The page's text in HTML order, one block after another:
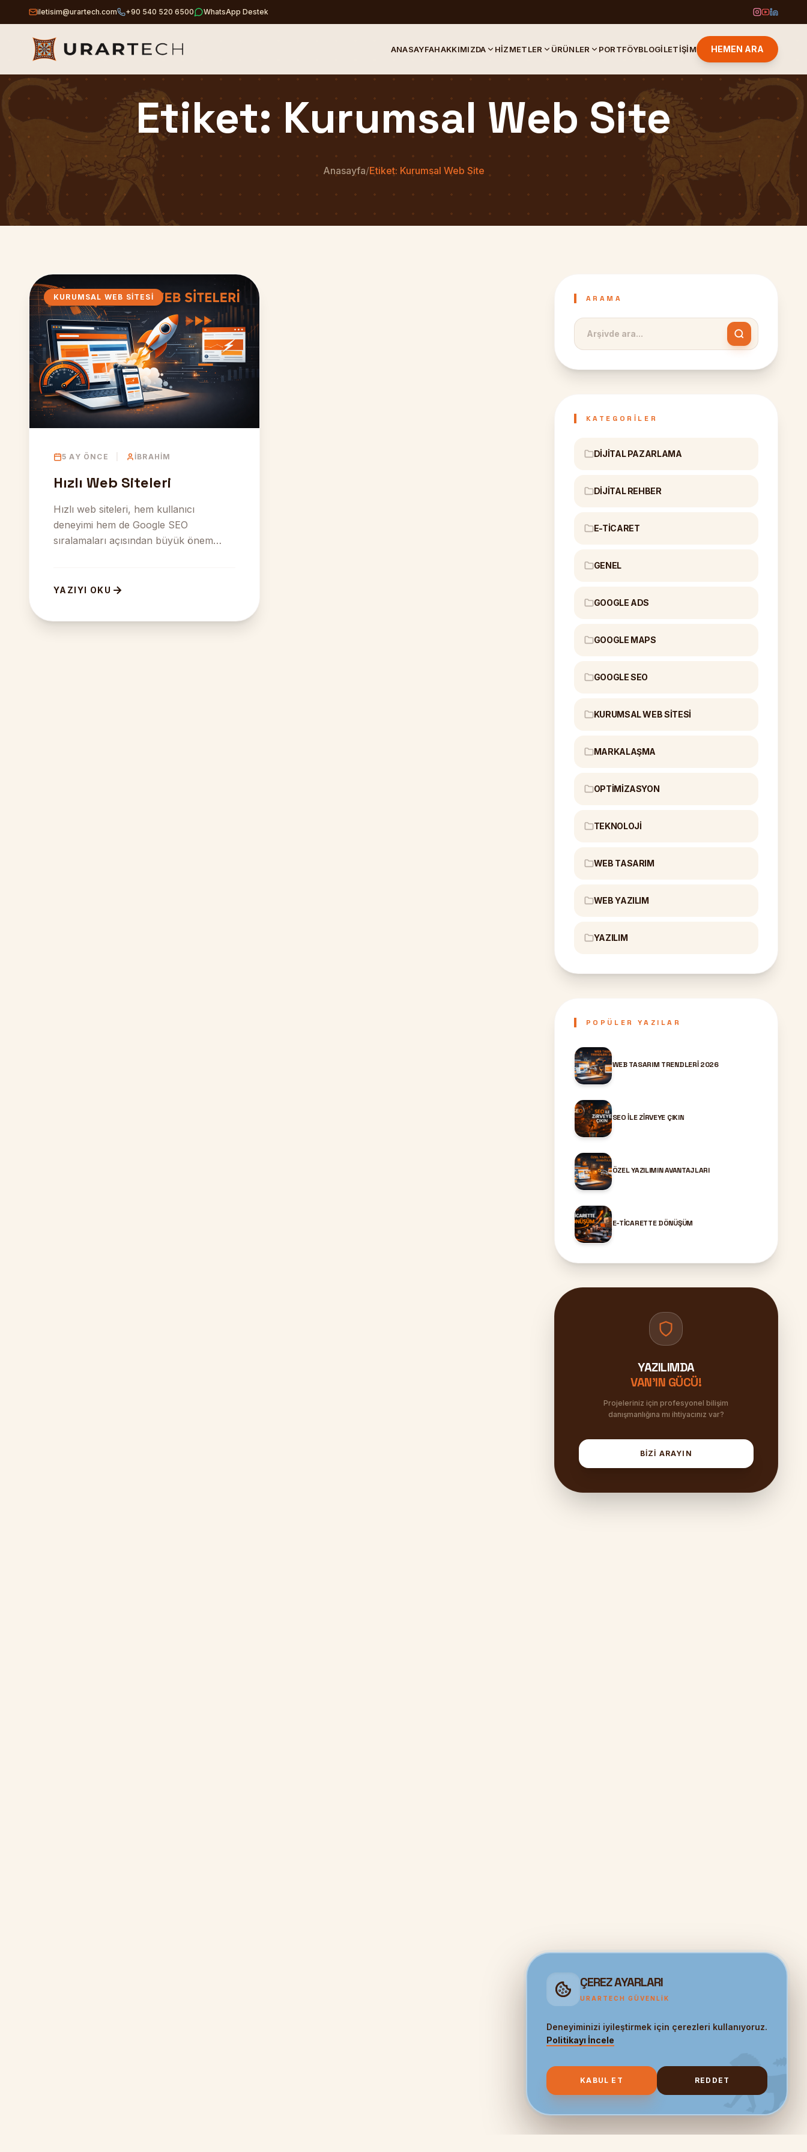
iletisim@urartech.com +90 540 520 6500 WhatsApp Destek
ANASAYFAHAKKIMIZDA HIZMETLER ÜRÜNLER PORTFÖYBLOGİLETIŞIM HEMEN ARA
Etiket: Kurumsal Web Site
Anasayfa/Etiket: Kurumsal Web Site
KURUMSAL WEB SITESI
5 AY ÖNCE İBRAHIM
Hızlı Web Siteleri
Hızlı web siteleri, hem kullanıcı
deneyimi hem de Google SEO
sıralamaları açısından büyük önem
YAZIYI OKU
ARAMA
KATEGORILER
DIJITAL PAZARLAMA
DIJITAL REHBER
E-TICARET
GENEL
GOOGLE ADS
GOOGLE MAPS
GOOGLE SEO
KURUMSAL WEB SITESI
MARKALAŞMA
OPTIMIZASYON
TEKNOLOJI
WEB TASARIM
WEB YAZILIM
YAZILIM
POPÜLER YAZILAR
WEB TASARIM TRENDLERI 2026
SEO ILE ZIRVEYE ÇIKIN
ÖZEL YAZILIMIN AVANTAJLARI
E-TICARETTE DÖNÜŞÜM
YAZILIMDA
VAN'IN GÜCÜ!
Projeleriniz için profesyonel bilişim
danışmanlığına mı ihtiyacınız var?
BİZİ ARAYIN
ÇEREZ AYARLARI
URARTECH GÜVENLIK
Deneyiminizi iyileştirmek için çerezleri kullanıyoruz.
Politikayı İncele
KABUL ET REDDET